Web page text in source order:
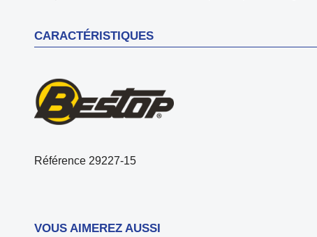
CARACTÉRISTIQUES
Référence 29227-15
VOUS AIMEREZ AUSSI